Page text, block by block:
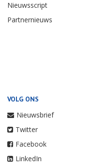
Nieuwsscript
Partnernieuws
VOLG ONS
Nieuwsbrief
Twitter
Facebook
LinkedIn